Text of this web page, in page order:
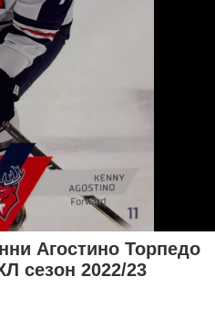
Агостино Торпедо
сезон 2022/23